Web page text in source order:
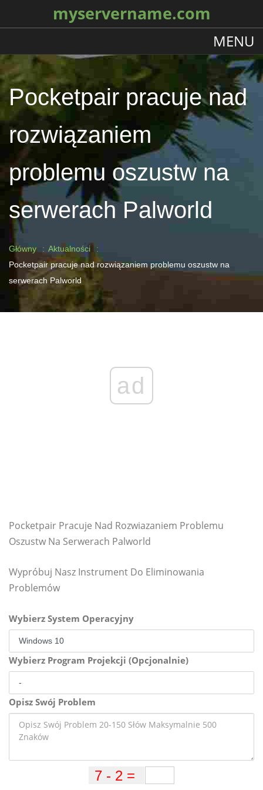
myservername.com
MENU
Pocketpair pracuje nad
rozwiązaniem
problemu oszustw na
serwerach Palworld
Główny
Aktualności
Pocketpair pracuje nad rozwiązaniem problemu oszustw na
serwerach Palworld
ad
Pocketpair Pracuje Nad Rozwiazaniem Problemu
Oszustw Na Serwerach Palworld
Wypróbuj Nasz Instrument Do Eliminowania
Problemów
Wybierz System Operacyjny
Wybierz Program Projekcji (Opcjonalnie)
Opisz Swój Problem